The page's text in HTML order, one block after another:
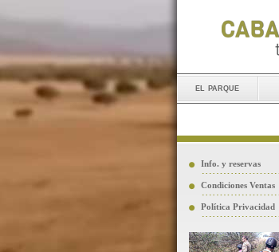
el parque
Info. y reservas
Condiciones Ventas
Política Privacidad